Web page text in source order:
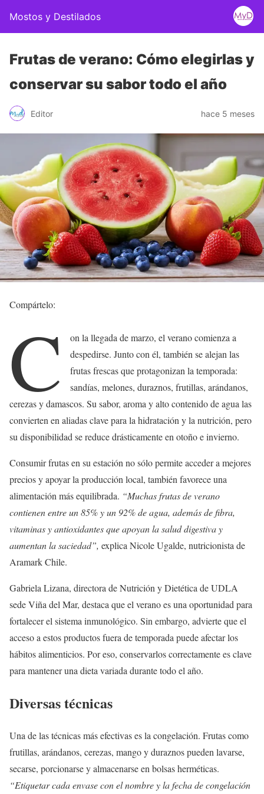
Mostos y Destilados
Frutas de verano: Cómo elegirlas y
conservar su sabor todo el año
Editor hace 5 meses
Compártelo:
C
on la llegada de marzo, el verano comienza a
despedirse. Junto con él, también se alejan las
frutas frescas que protagonizan la temporada:
sandías, melones, duraznos, frutillas, arándanos,
cerezas y damascos. Su sabor, aroma y alto contenido de agua las
convierten en aliadas clave para la hidratación y la nutrición, pero
su disponibilidad se reduce drásticamente en otoño e invierno.
Consumir frutas en su estación no sólo permite acceder a mejores
precios y apoyar la producción local, también favorece una
alimentación más equilibrada. “Muchas frutas de verano
contienen entre un 85% y un 92% de agua, además de fibra,
vitaminas y antioxidantes que apoyan la salud digestiva y
aumentan la saciedad”, explica Nicole Ugalde, nutricionista de
Aramark Chile.
Gabriela Lizana, directora de Nutrición y Dietética de UDLA
sede Viña del Mar, destaca que el verano es una oportunidad para
fortalecer el sistema inmunológico. Sin embargo, advierte que el
acceso a estos productos fuera de temporada puede afectar los
hábitos alimenticios. Por eso, conservarlos correctamente es clave
para mantener una dieta variada durante todo el año.
Diversas técnicas
Una de las técnicas más efectivas es la congelación. Frutas como
frutillas, arándanos, cerezas, mango y duraznos pueden lavarse,
secarse, porcionarse y almacenarse en bolsas herméticas.
“Etiquetar cada envase con el nombre y la fecha de congelación